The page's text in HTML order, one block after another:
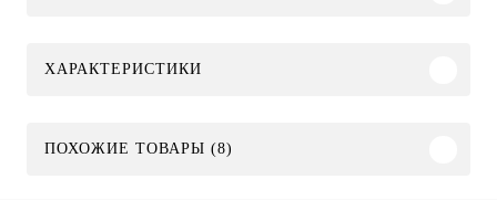
ХАРАКТЕРИСТИКИ
ПОХОЖИЕ ТОВАРЫ (8)